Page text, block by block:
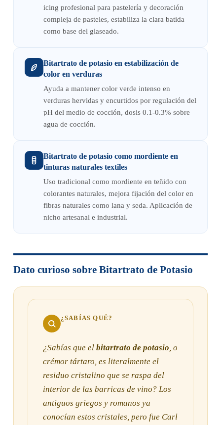
icing profesional para pastelería y decoración
compleja de pasteles, estabiliza la clara batida
como base del glaseado.
Bitartrato de potasio en estabilización de
color en verduras
Ayuda a mantener color verde intenso en
verduras hervidas y encurtidos por regulación del
pH del medio de cocción, dosis 0.1-0.3% sobre
agua de cocción.
Bitartrato de potasio como mordiente en
tinturas naturales textiles
Uso tradicional como mordiente en teñido con
colorantes naturales, mejora fijación del color en
fibras naturales como lana y seda. Aplicación de
nicho artesanal e industrial.
Dato curioso sobre Bitartrato de Potasio
¿SABÍAS QUÉ?
¿Sabías que el bitartrato de potasio , o
crémor tártaro, es literalmente el
residuo cristalino que se raspa del
interior de las barricas de vino? Los
antiguos griegos y romanos ya
conocían estos cristales, pero fue Carl